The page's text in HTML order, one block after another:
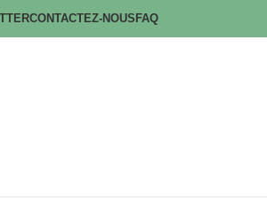
CONTACTEZ-NOUS FAQ